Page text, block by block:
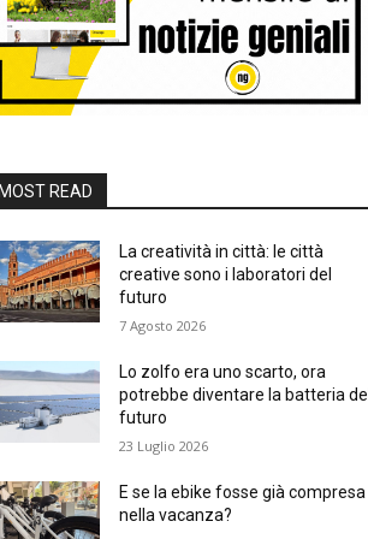
READ
La creatività in città: le città
creative sono i laboratori del
futuro
7 Agosto 2026
Lo zolfo era uno scarto, ora
potrebbe diventare la batteria del
futuro
23 Luglio 2026
E se la ebike fosse già compresa
nella vacanza?